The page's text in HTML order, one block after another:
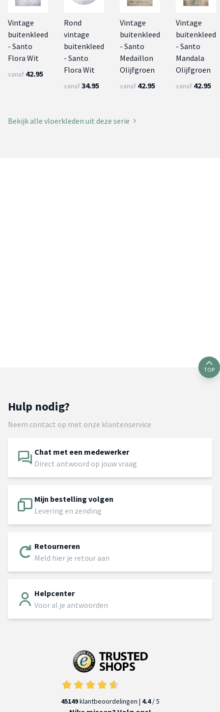
Vintage
buitenkleed
- Santo
Flora Wit
vanaf 42.95
Rond
vintage
buitenkleed
- Santo
Flora Wit
vanaf34.95
Vintage
buitenkleed
- Santo
Medaillon
Olijfgroen
vanaf 42.95
Vintage
buitenkleed
- Santo
Mandala
Olijfgroen
vanaf 42.95
Bekijk alle vloerkleden uit deze serie
TOP
Hulp nodig?
Neem contact op met onze klantenservice
Chat met een medewerker
Direct antwoord op jouw vraag
Mijn bestelling volgen
Levering en zending
Retourneren
Meld hier je retour aan
Helpcenter
Voor al je antwoorden
45149klantbeoordelingen | 4.4/ 5